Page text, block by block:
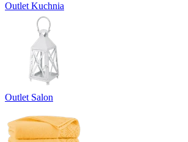
Outlet Kuchnia
Outlet Salon